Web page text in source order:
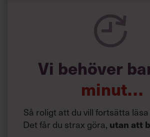
Vi behöver
minut…
Så roligt att du vill fortsätta
Det får du strax göra, utan att